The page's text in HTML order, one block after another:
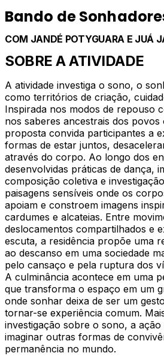
Bando de
COM JANDÉ POTYGUARA E JUÁ
SOBRE A ATIVIDADE
A atividade investiga o sono, o
como territórios de criação,
Inspirada nos modos de repouso
nos saberes ancestrais dos povos
proposta convida participantes a
formas de estar juntos,
através do corpo. Ao longo dos
desenvolvidas práticas de dança,
composição coletiva e
paisagens sensíveis onde os
apoiam e constroem imagens
cardumes e alcateias. Entre
deslocamentos compartilhados e
escuta, a residência propõe uma
ao descanso em uma sociedade
pelo cansaço e pela ruptura dos
A culminância acontece em uma
que transforma o espaço em um
onde sonhar deixa de ser um
tornar-se experiência comum.
investigação sobre o sono, a
imaginar outras formas de
permanência no mundo.